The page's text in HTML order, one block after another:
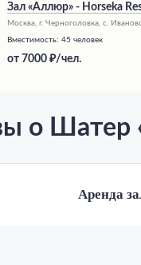
Зал «Аллюр» - Horseka
Москва, г. Черноголовка, с.
Вместимость:45 человек
от 7000 /чел.
о Шатер
Аренда